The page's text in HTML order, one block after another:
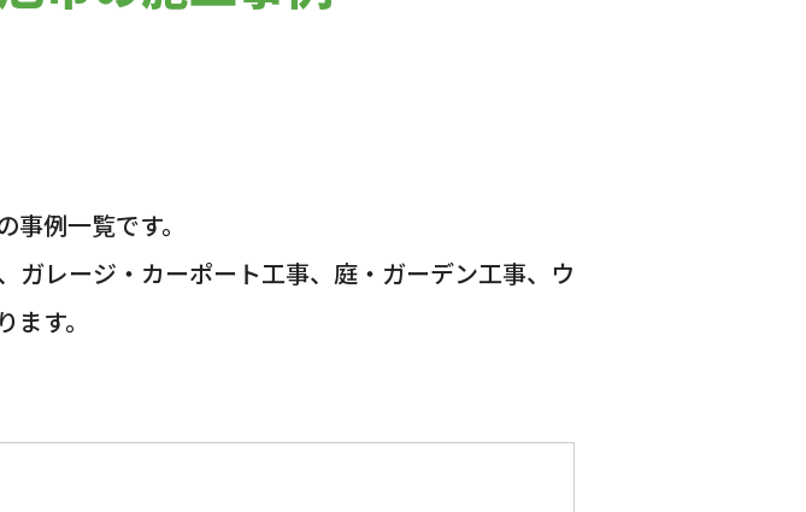
例一覧です。
ガレージ・カーポート工事、庭・ガーデン工事、ウ
す。